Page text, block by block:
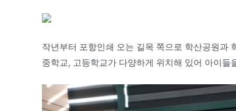
작년부터 포항인쇄 오는 길목 쪽으로 학산공원과
중학교, 고등학교가 다양하게 위치해 있어 아이